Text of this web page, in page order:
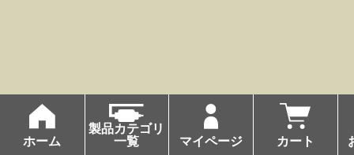
ホーム
製品カテゴリ
一覧
マイページ カート